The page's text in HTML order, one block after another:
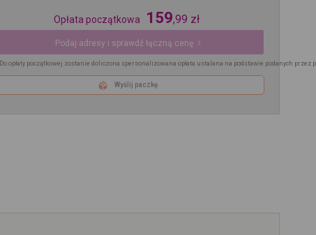
Opłata początkowa 159,99 zł
Podaj adresy i sprawdź łączną cenę
Do opłaty początkowej zostanie doliczona spersonalizowana opłata ustalana na podstawie podanych przez
Wyślij paczkę